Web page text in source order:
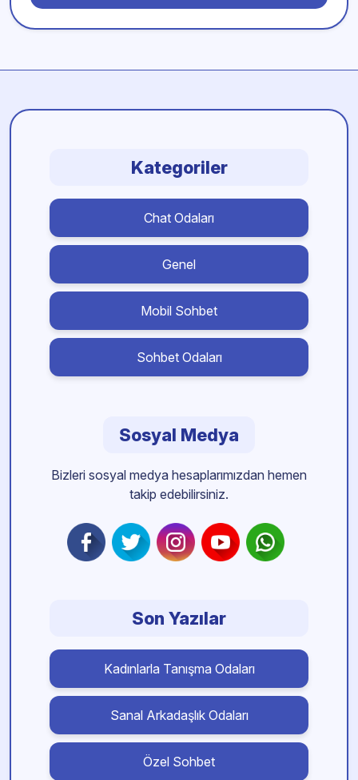
Kategoriler
Chat Odaları
Genel
Mobil Sohbet
Sohbet Odaları
Sosyal Medya
Bizleri sosyal medya hesaplarımızdan hemen
takip edebilirsiniz.
Son Yazılar
Kadınlarla Tanışma Odaları
Sanal Arkadaşlık Odaları
Özel Sohbet